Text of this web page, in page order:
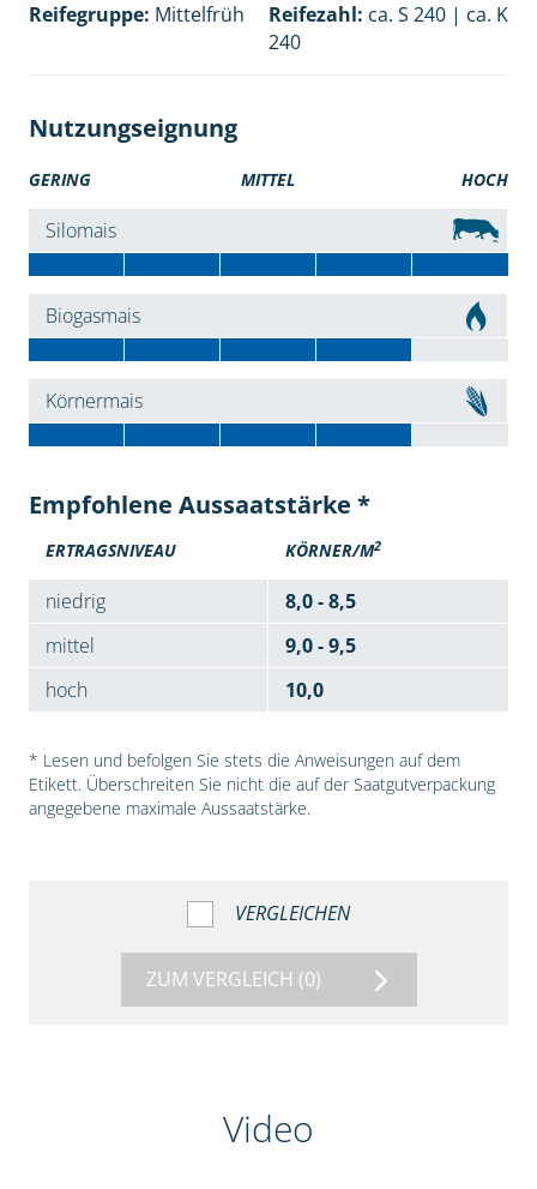
Reifegruppe: Mittelfrüh Reifezahl: ca. S 240 | ca. K
240
Nutzungseignung
GERING MITTEL HOCH
Silomais
Biogasmais
Körnermais
Empfohlene Aussaatstärke *
ERTRAGSNIVEAU KÖRNER/M2
niedrig
8,0 - 8,5
mittel
9,0 - 9,5
hoch
10,0
* Lesen und befolgen Sie stets die Anweisungen auf dem
Etikett. Überschreiten Sie nicht die auf der Saatgutverpackung
angegebene maximale Aussaatstärke.
VERGLEICHEN
ZUM VERGLEICH (0)
Video